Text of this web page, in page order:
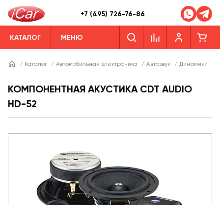
+7 (495) 726-76-86
КАТАЛОГ МЕНЮ
/ Каталог / Автомобильная электроника / Автозвук / Динамики
КОМПОНЕНТНАЯ АКУСТИКА CDT AUDIO
HD-52